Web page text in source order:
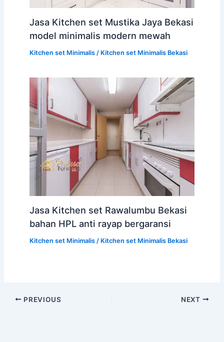
Jasa Kitchen set Mustika Jaya Bekasi
model minimalis modern mewah
Kitchen set Minimalis/ Kitchen set Minimalis Bekasi
Jasa Kitchen set Rawalumbu Bekasi
bahan HPL anti rayap bergaransi
Kitchen set Minimalis/ Kitchen set Minimalis Bekasi
PREVIOUS NEXT